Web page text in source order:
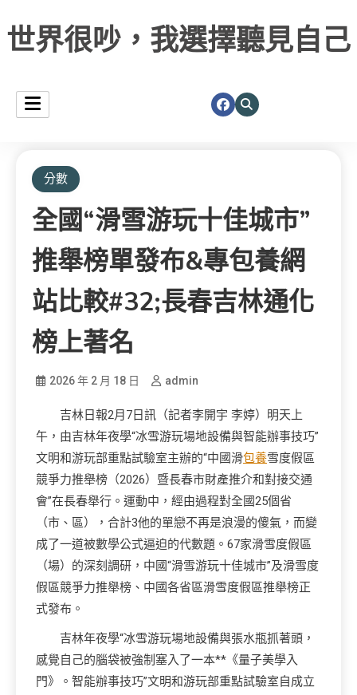
世界很吵，我選擇聽見自己
分數
全國“滑雪游玩十佳城市”
推舉榜單發布&專包養網
站比較#32;長春吉林通化
榜上著名
2026 年 2 月 18 日 admin
吉林日報2月7日訊（記者李開宇 李婷）明天上
午，由吉林年夜學“冰雪游玩場地設備與智能辦事技巧”
文明和游玩部重點試驗室主辦的“中國滑包養雪度假區
競爭力推舉榜（2026）暨長春市財產推介和對接交通
會”在長春舉行。運動中，經由過程對全國25個省
（市、區），合計3他的單戀不再是浪漫的傻氣，而變
成了一道被數學公式逼迫的代數題。67家滑雪度假區
（場）的深刻調研，中國“滑雪游玩十佳城市”及滑雪度
假區競爭力推舉榜、中國各省區滑雪度假區推舉榜正
式發布。
吉林年夜學“冰雪游玩場地設備與張水瓶抓著頭，
感覺自己的腦袋被強制塞入了一本**《量子美學入
門》。智能辦事技巧”文明和游玩部重點試驗室自成立